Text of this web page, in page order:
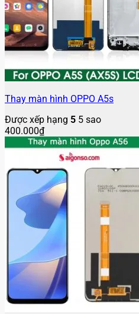
Thay màn hình OPPO A5s
Được xếp hạng 5 5 sao
400.000₫